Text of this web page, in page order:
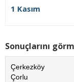
1 Kasım
Sonuçlarını
Çerkezköy
Çorlu